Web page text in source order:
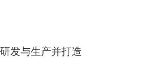
发与生产并打造